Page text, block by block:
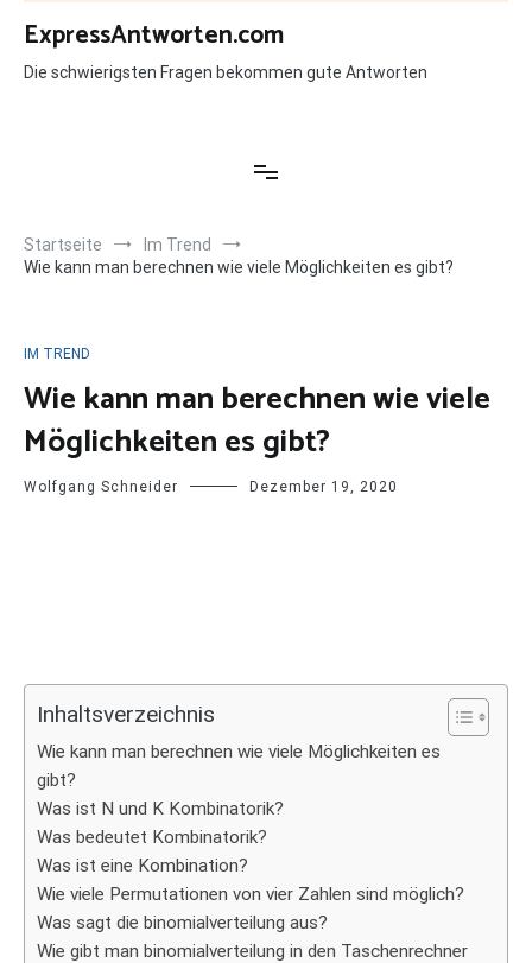
Zum
Inhalt
springen
ExpressAntworten.com
Die schwierigsten Fragen bekommen gute Antworten
Startseite
Im Trend
Wie kann man berechnen wie viele Möglichkeiten es gibt?
IM TREND
Wie kann man berechnen wie viele
Möglichkeiten es gibt?
Wolfgang Schneider Dezember 19, 2020
Inhaltsverzeichnis
Wie kann man berechnen wie viele Möglichkeiten es
gibt?
Was ist N und K Kombinatorik?
Was bedeutet Kombinatorik?
Was ist eine Kombination?
Wie viele Permutationen von vier Zahlen sind möglich?
Was sagt die binomialverteilung aus?
Wie gibt man binomialverteilung in den Taschenrechner